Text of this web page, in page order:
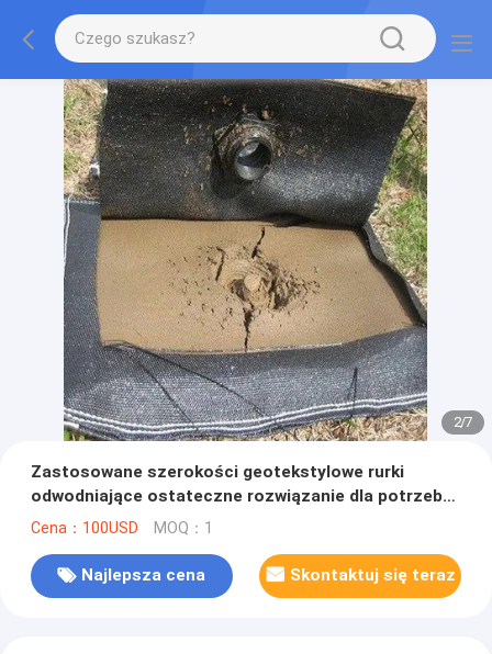
2/7
Zastosowane szerokości geotekstylowe rurki
odwodniające ostateczne rozwiązanie dla potrzeb
odwodniania
Cena：100USD MOQ：1
Najlepsza cena Skontaktuj się teraz